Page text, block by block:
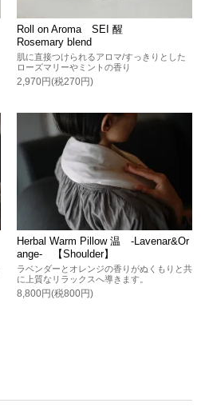
Roll on Aroma SEI 醒
Rosemary blend
肌に直接つけられるアロマ/すっきりとした
ローズマリーやミントの香り
2,970円(税270円)
Herbal Warm Pillow 温 -Lavenar&Or
ange- 【Shoulder】
ラベンダーとオレンジの香りがぬくもりと共
に上質なリラックスへ導きます。
8,800円(税800円)